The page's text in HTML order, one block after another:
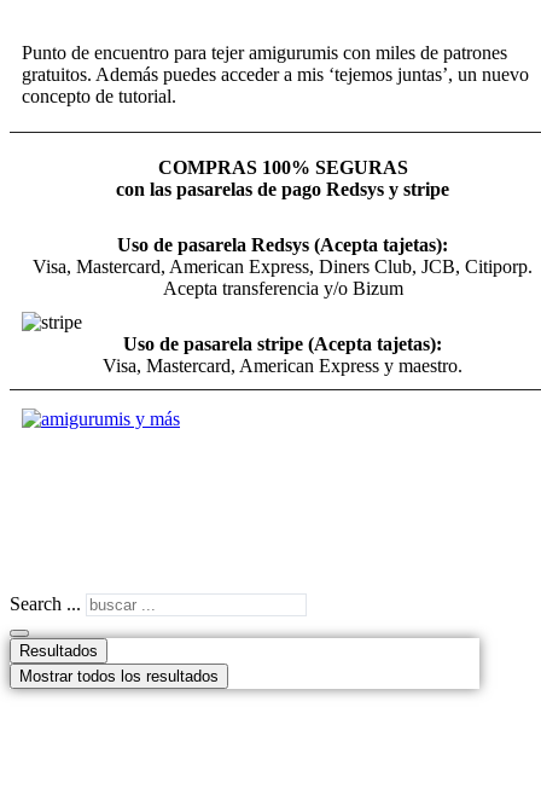
Punto de encuentro para tejer amigurumis con miles de patrones
gratuitos. Además puedes acceder a mis ‘tejemos juntas’, un nuevo
concepto de tutorial.
COMPRAS 100% SEGURAS
con las pasarelas de pago Redsys y stripe
Uso de pasarela Redsys (Acepta tajetas):
Visa, Mastercard, American Express, Diners Club, JCB, Citiporp.
Acepta transferencia y/o Bizum
Uso de pasarela stripe (Acepta tajetas):
Visa, Mastercard, American Express y maestro.
Search ...
Resultados
Mostrar todos los resultados